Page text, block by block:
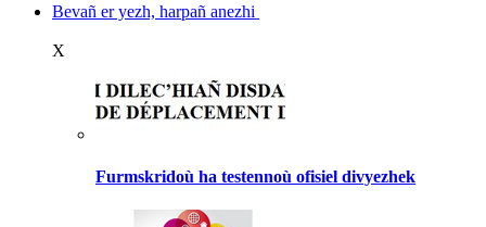
Bevañ er yezh, harpañ anezhi
X
Furmskridoù ha testennoù ofisiel divyezhek